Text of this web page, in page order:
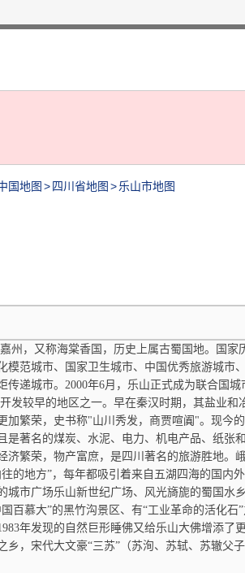
国地图 > 四川省地图 >乐山市地图
州，又称海棠香国，历史上属古蜀国地。国家
模范城市、国家卫生城市、中国优秀旅游城市
传递城市。2000年6月，乐山正式成为联合国
发较早的地区之一。早在秦汉时期，其盐业和
加繁荣，史书称"山川秀发，商贾喧阗"。现今
是著名的煤炭、水泥、电力、机电产品、纸
济繁荣，物产富庶，是四川著名的旅游胜地
的地方”，每年都吸引着来自五湖四海的国内
城市广场乐山新世纪广场、风光旖旎的蜀国水
百慕大”的黑竹沟景区、有“工业革命的活化石
年发现的自然巨形睡佛又给乐山大佛增添了
乡，宋代大文豪“三苏”（苏洵、苏轼、苏辙父